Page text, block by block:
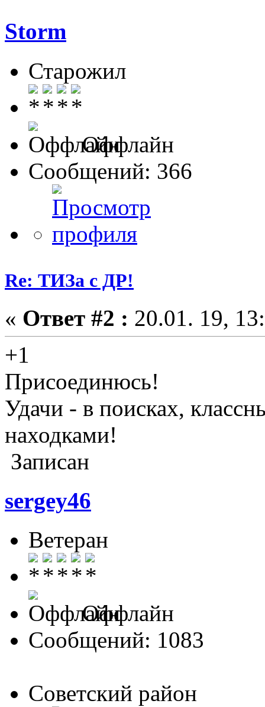
Storm
Старожил
Оффлайн
Сообщений: 366
Re: ТИЗа с ДР!
« Ответ #2 : 20.01. 19,
+1
Присоединюсь!
Удачи - в поисках,
находками!
Записан
sergey46
Ветеран
Оффлайн
Сообщений: 1083
Советский район